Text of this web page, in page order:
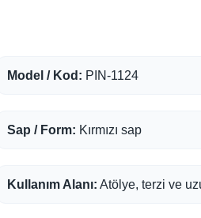
Model / Kod: PIN-1124
Sap / Form: Kırmızı sap
Kullanım Alanı: Atölye, terzi ve